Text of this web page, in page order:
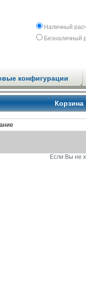
Наличный
Безналичный
конфигурации
Корзина
Если Вы не